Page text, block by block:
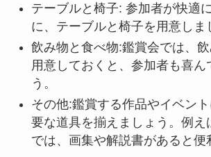
テーブルと椅子: 参加者が快適
に、テーブルと椅子を用意しま
飲み物と食べ物:鑑賞会では、
用意しておくと、参加者も喜ん
う。
その他:鑑賞する作品やイベン
要な道具を揃えましょう。例え
では、画集や解説書があると便